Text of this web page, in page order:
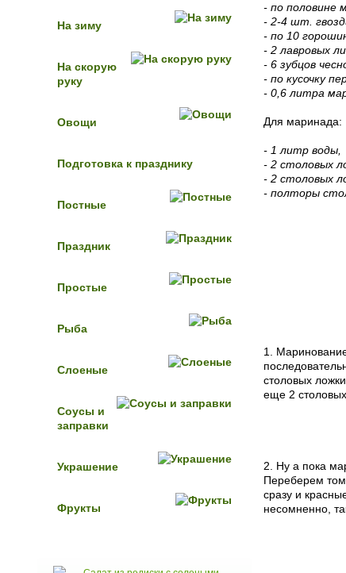
- по половине
- 2-4 шт.
- по 10
- 2 лавровых
- 6 зубцов
- по кусочку
- 0,6 литра
Для маринада:
- 1 литр воды,
- 2 столовых
- 2 столовых
- полторы
1.
столовых
еще 2 столовых
2. Ну а пока
Переберем
сразу и
несомненно,
На зиму
На скорую
руку
Овощи
Подготовка к празднику
Постные
Праздник
Простые
Рыба
Слоеные
Соусы и
заправки
Украшение
Фрукты